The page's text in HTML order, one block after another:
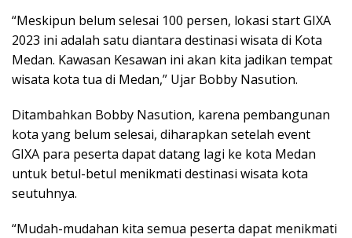
“Meskipun belum selesai 100 persen, lokasi start GIXA
2023 ini adalah satu diantara destinasi wisata di Kota
Medan. Kawasan Kesawan ini akan kita jadikan tempat
wisata kota tua di Medan,” Ujar Bobby Nasution.
Ditambahkan Bobby Nasution, karena pembangunan
kota yang belum selesai, diharapkan setelah event
GIXA para peserta dapat datang lagi ke kota Medan
untuk betul-betul menikmati destinasi wisata kota
seutuhnya.
“Mudah-mudahan kita semua peserta dapat menikmati